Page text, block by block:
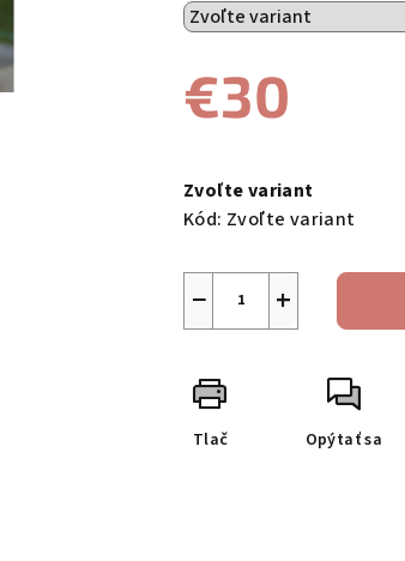
€30
cena:
Zvoľte variant
Kód: Zvoľte variant
+
−
Tlač Opýtať sa